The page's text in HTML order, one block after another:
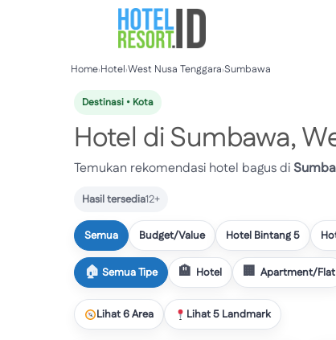
Home›Hotel›West Nusa Tenggara›Sumbawa
Destinasi • Kota
Hotel di Sumbawa,
Temukan rekomendasi hotel bagus di
Hasil tersedia12+
Semua Budget/Value Hotel Bintang 5
Semua Tipe Hotel Apartment/Flat
Lihat 6 Area Lihat 5 Landmark